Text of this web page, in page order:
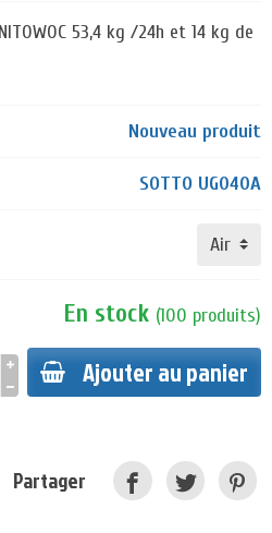
53,4 kg /24h et 14 kg de
Nouveau produit
SOTTO UG040A
En stock (100 produits)
Ajouter au panier
Partager